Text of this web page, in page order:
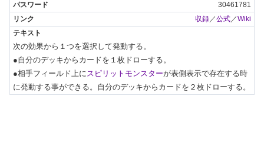
30461781
収録／公式／Wiki
次の効果から１つを選択して発動する。
●自分のデッキからカードを１枚ドローする。
●相手フィールド上にスピリットモンスターが表側表示で存在する時
に発動する事ができる。自分のデッキからカードを２枚ドローする。